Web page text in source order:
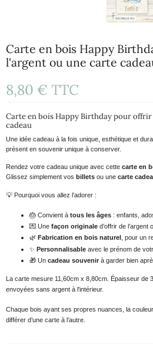
Carte en bois Happy
l'argent ou une carte
8,80 € TTC
Carte en bois Happy Birthday pour
cadeau
Une idée cadeau à la fois unique, esthétique et
présent en souvenir unique à conserver.
Rendez votre cadeau unique avec cette carte en
Glissez simplement vos billets ou une carte
💡Pourquoi vous allez l’adorer :
🎂 Convient à tous les âges : enfants,
💌 Une façon originale d’offrir de l’argent
🌿 Fabrication en bois naturel , pour un
✨ Personnalisable avec le prénom de
🎁 Un cadeau souvenir à garder bien
La carte mesure 11,60cm x 8,80cm. Épaisseur de
envoyées sans argent à l'intérieur.
Chaque bois ayant ses propres nuances, la
différer d’une carte à l’autre.